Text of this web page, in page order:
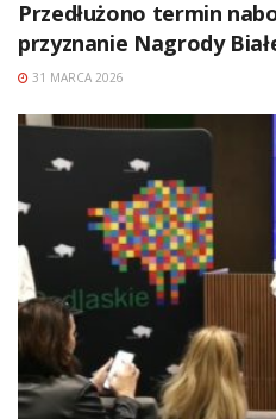
Przedłużono termin
przyznanie Nagrody
31 MARCA 2026